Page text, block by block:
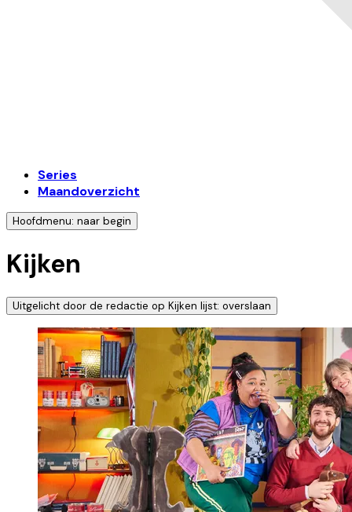
Series
Maandoverzicht
Hoofdmenu: naar begin
Kijken
Uitgelicht door de redactie op Kijken lijst: overslaan